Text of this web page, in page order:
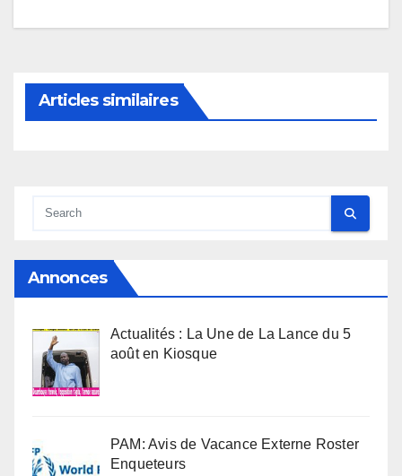
l’article
Articles similaires
Annonces
Actualités : La Une de La Lance du 5
août en Kiosque
PAM: Avis de Vacance Externe Roster
Enqueteurs